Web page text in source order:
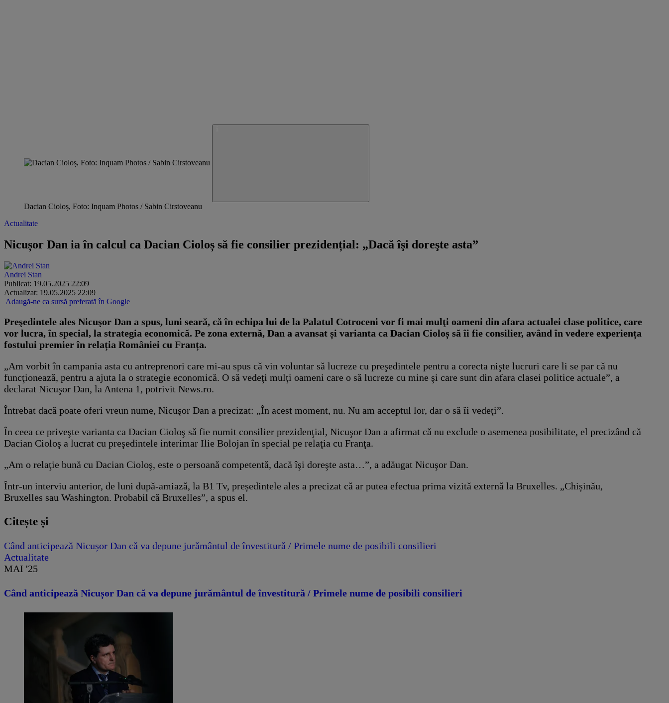
Dacian Cioloș, Foto: Inquam Photos / Sabin Cirstoveanu
Actualitate
Nicușor Dan ia în calcul ca Dacian Cioloș să fie consilier prezidențial: „Dacă îşi doreşte asta”
Andrei Stan
Publicat: 19.05.2025 22:09
Actualizat: 19.05.2025 22:09
Adaugă-ne ca sursă preferată în Google
Preşedintele ales Nicuşor Dan a spus, luni seară, că în echipa lui de la Palatul Cotroceni vor fi mai mulţi oameni din afara actualei clase politice, care
vor lucra, în special, la strategia economică. Pe zona externă, Dan a avansat și varianta ca Dacian Cioloș să îi fie consilier, având în vedere experiența
fostului premier în relația României cu Franța.
„Am vorbit în campania asta cu antreprenori care mi-au spus că vin voluntar să lucreze cu preşedintele pentru a corecta nişte lucruri care li se par că nu
funcţionează, pentru a ajuta la o strategie economică. O să vedeţi mulţi oameni care o să lucreze cu mine şi care sunt din afara clasei politice actuale”, a
declarat Nicuşor Dan, la Antena 1, potrivit News.ro.
Întrebat dacă poate oferi vreun nume, Nicuşor Dan a precizat: „În acest moment, nu. Nu am acceptul lor, dar o să îi vedeţi”.
În ceea ce priveşte varianta ca Dacian Cioloş să fie numit consilier prezidenţial, Nicuşor Dan a afirmat că nu exclude o asemenea posibilitate, el precizând că
Dacian Cioloş a lucrat cu preşedintele interimar Ilie Bolojan în special pe relaţia cu Franţa.
„Am o relaţie bună cu Dacian Cioloş, este o persoană competentă, dacă îşi doreşte asta…”, a adăugat Nicuşor Dan.
Într-un interviu anterior, de luni după-amiază, la B1 Tv, președintele ales a precizat că ar putea efectua prima vizită externă la Bruxelles. „Chișinău,
Bruxelles sau Washington. Probabil că Bruxelles”, a spus el.
Citește și
Când anticipează Nicușor Dan că va depune jurământul de învestitură / Primele nume de posibili consilieri
Actualitate
MAI '25
Când anticipează Nicușor Dan că va depune jurământul de învestitură / Primele nume de posibili consilieri